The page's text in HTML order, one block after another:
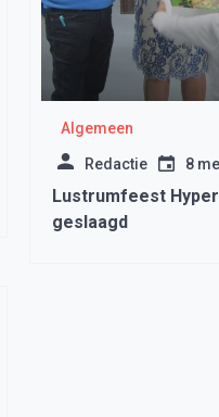
Algemeen
Redactie 8
Lustrumfeest
geslaagd